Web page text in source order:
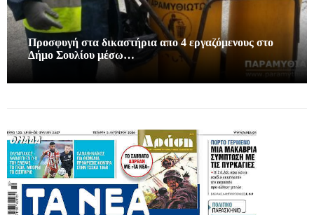
Προσφυγή στα δικαστήρια απο 4 εργαζόμενους στο
Δήμο Σουλίου μέσω…